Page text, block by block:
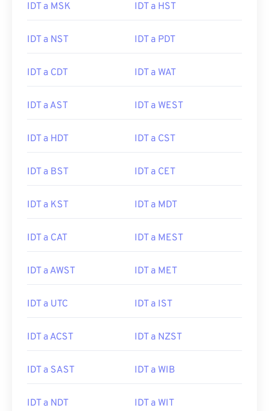
IDT a MSK IDT a HST
IDT a NST IDT a PDT
IDT a CDT IDT a WAT
IDT a AST IDT a WEST
IDT a HDT IDT a CST
IDT a BST IDT a CET
IDT a KST IDT a MDT
IDT a CAT IDT a MEST
IDT a AWST IDT a MET
IDT a UTC IDT a IST
IDT a ACST IDT a NZST
IDT a SAST IDT a WIB
IDT a NDT IDT a WIT